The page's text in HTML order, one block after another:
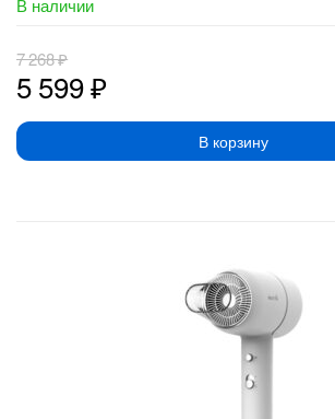
5 599₽
7 268₽
В корзину